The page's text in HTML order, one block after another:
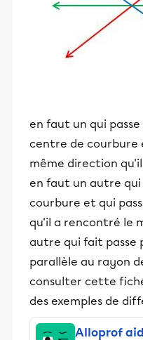
en faut un qui
centre de courbure
même direction
en faut un autre
courbure et qui
qu'il a rencontré le
autre qui fait passe
parallèle au rayon
consulter cette
des exemples de
Alloprof